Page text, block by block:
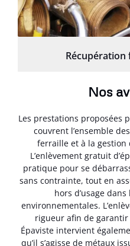
Récupération
Nos
Les prestations proposées
couvrent l’ensemble
ferraille et à la gestion
L’enlèvement gratuit
pratique pour se
sans contrainte, tout en
hors d’usage
environnementales.
rigueur afin de
Épaviste intervient
qu’il s’agisse de métaux